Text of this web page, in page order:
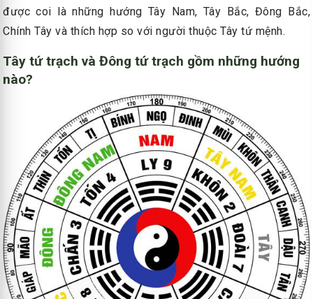
được coi là những hướng Tây Nam, Tây Bắc, Đông Bắc,
Chính Tây và thích hợp so với người thuộc Tây tứ mệnh.
Tây tứ trạch và Đông tứ trạch gồm những hướng
nào?